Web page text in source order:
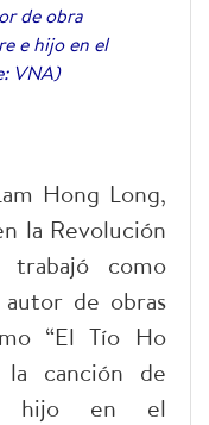
de obra
e hijo en el
VNA)
Hong Long,
la Revolución
trabajó como
de obras
“El Tío Ho
la canción de
hijo en el